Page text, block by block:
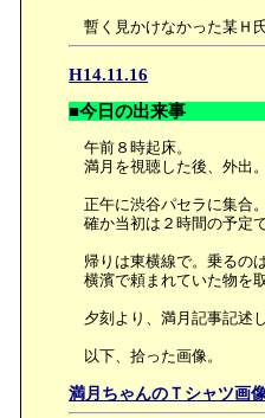
暫く見かけなかった某Ｈ
H14.11.16
■今日の出来事
午前８時起床。
満月を視聴した後、外出。
正午に渋谷パセラに集合
確か当初は２時間の予定
帰りは東横線で。乗るの
横濱で頼まれていた物を
夕刻より、満月記事記述
以下、拾った画像。
満月ちゃんのＴシャツ画